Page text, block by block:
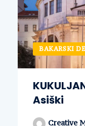
BAKARSKI
Asiški
Creative